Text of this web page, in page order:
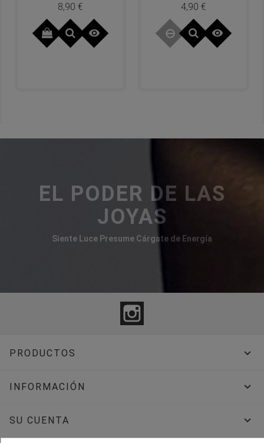
Precio
8,90 €

Precio
4,90 €

EL PODER DE LAS
JOYAS
Siente Luce Presume Cárgate de Energía
PRODUCTOS 
INFORMACIÓN 
SU CUENTA 